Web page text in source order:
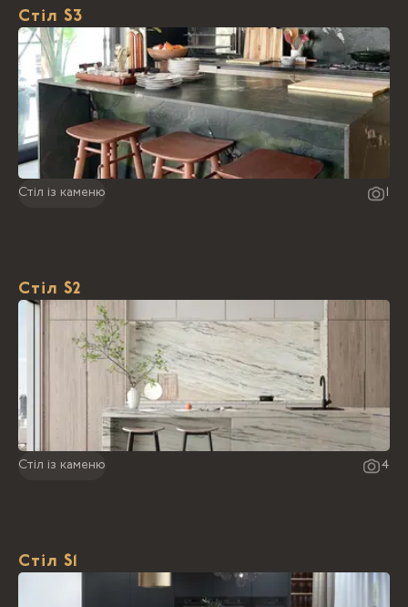
Стіл S3
Стіл із каменю
Стіл S2
Стіл із каменю 4
Стіл S1